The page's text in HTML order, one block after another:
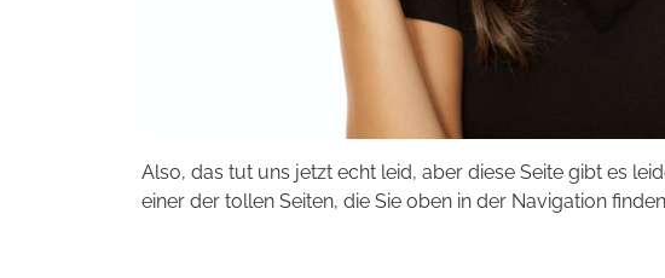
Also, das tut uns jetzt echt leid, aber diese Seite gibt es
einer der tollen Seiten, die Sie oben in der Navigation